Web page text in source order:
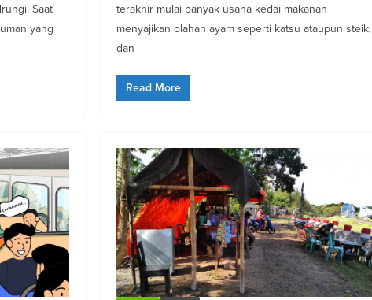
Saat
yang
terakhir mulai banyak usaha kedai makanan
menyajikan olahan ayam seperti katsu ataupun steik,
dan
Read More